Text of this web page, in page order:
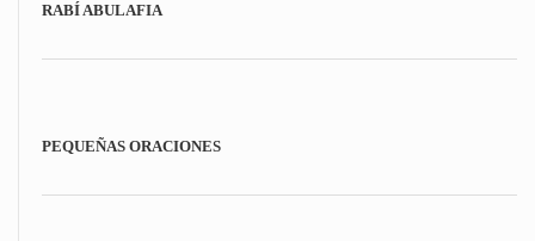
RABÍ ABULAFIA
PEQUEÑAS ORACIONES